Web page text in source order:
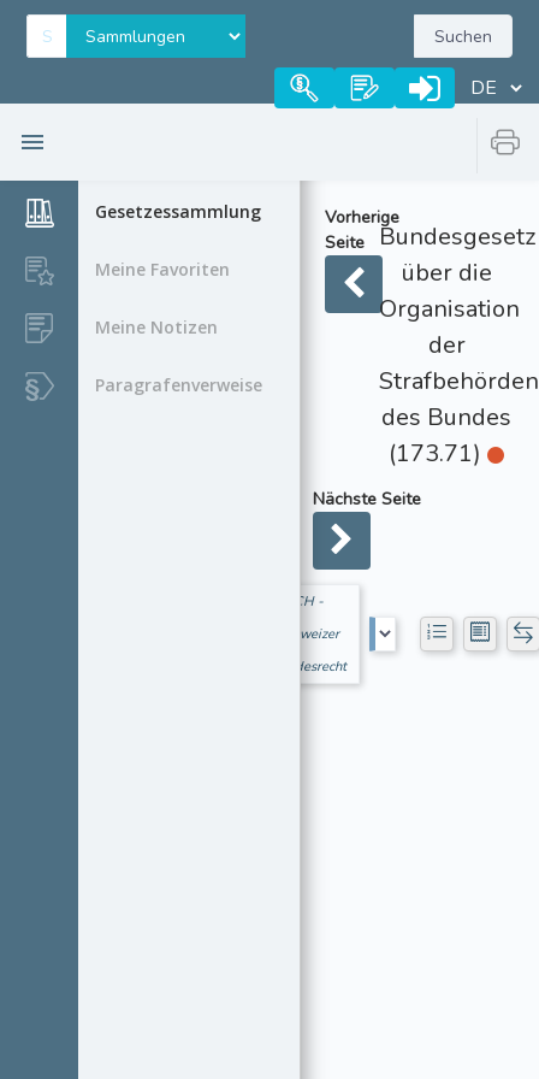
Suchen
Gesetzessammlung
Meine Favoriten
Meine Notizen
Paragrafenverweise
Vorherige
Seite
Bundesgesetz
über die
Organisation
der
Strafbehörden
des Bundes
(173.71)
Nächste Seite
CH -
Schweizer
Bundesrecht